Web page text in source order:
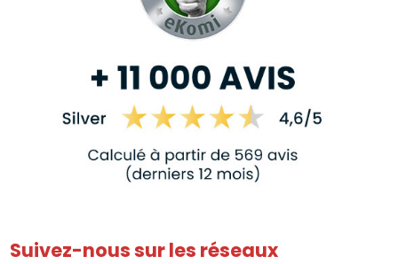
Suivez-nous sur les réseaux